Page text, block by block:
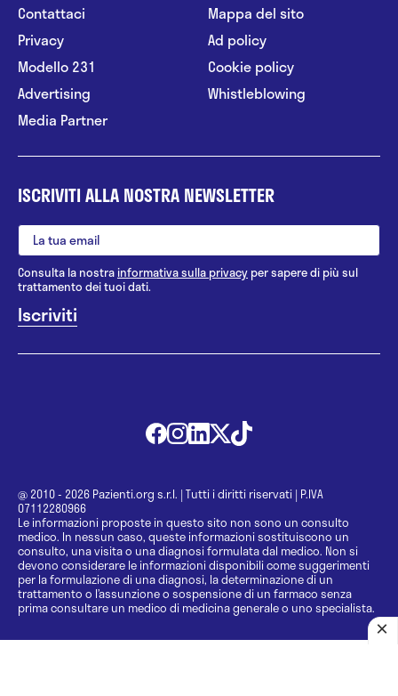
Contattaci
Privacy
Modello 231
Advertising
Media Partner
Mappa del sito
Ad policy
Cookie policy
Whistleblowing
ISCRIVITI ALLA NOSTRA NEWSLETTER
Consulta la nostrainformativa sulla privacy per sapere di più sul
trattamento dei tuoi dati.
@ 2010 - 2026 Pazienti.org s.r.l. | Tutti i diritti riservati | P.IVA
07112280966
Le informazioni proposte in questo sito non sono un consulto
medico. In nessun caso, queste informazioni sostituiscono un
consulto, una visita o una diagnosi formulata dal medico. Non si
devono considerare le informazioni disponibili come suggerimenti
per la formulazione di una diagnosi, la determinazione di un
trattamento o l’assunzione o sospensione di un farmaco senza
prima consultare un medico di medicina generale o uno specialista.